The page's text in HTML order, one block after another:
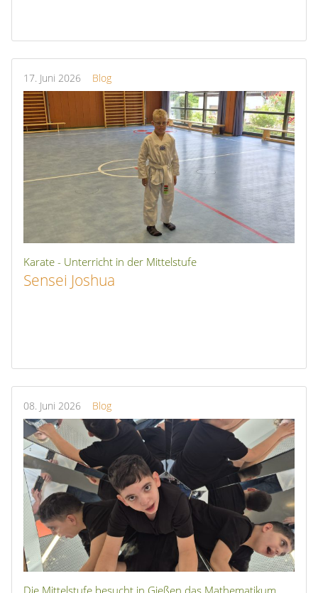
17. Juni 2026 Blog
Karate - Unterricht in der Mittelstufe
Sensei Joshua
08. Juni 2026 Blog